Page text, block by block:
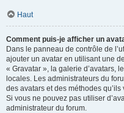
Haut
Comment puis-je afficher un
Dans le panneau de contrôle de
ajouter un avatar en utilisant une
« Gravatar », la galerie d’avatars,
locales. Les administrateurs du
des avatars et des méthodes
Si vous ne pouvez pas utiliser
administrateur du forum.